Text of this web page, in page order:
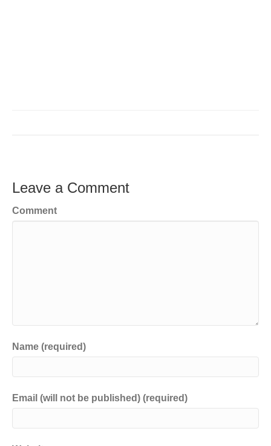
Leave a Comment
Comment
Name (required)
Email (will not be published) (required)